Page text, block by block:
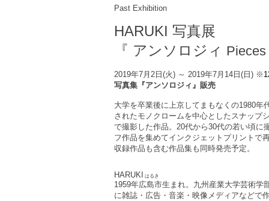
Past Exhibition
HARUKI 写真展
『 アンソロジィ
2019年7月2日(火) ～ 2019年7月14日(日) ※
​写真集『アンソロジィ』販売
大学を卒業後に上京してまもなくの1980年
されたモノクロームを中心としたスナップ
で撮影した作品。20代から30代の若い頃に
フ作品を集めてインクジェットプリントで
収録作品も含む作品集も同時発売予定。
HARUKI はるき
1959年広島市生まれ。九州産業大学芸術
に雑誌・広告・音楽・映像メディアなどで